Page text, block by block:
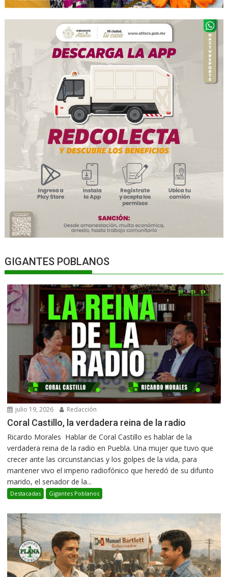
GIGANTES POBLANOS
julio 19, 2026 Redacción
Coral Castillo, la verdadera reina de la radio
Ricardo Morales Hablar de Coral Castillo es hablar de la
verdadera reina de la radio en Puebla. Una mujer que tuvo que
crecer ante las circunstancias y los golpes de la vida, para
mantener vivo el imperio radiofónico que heredó de su difunto
marido, el senador de la...
Destacadas Gigantes Poblanos